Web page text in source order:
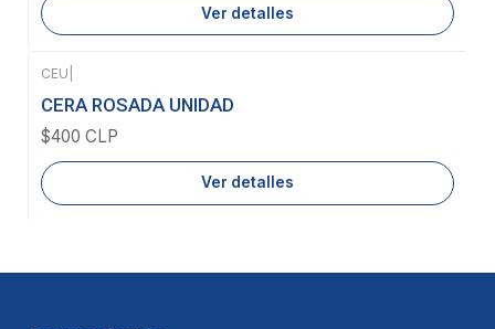
Ver detalles
Agotado
CEU
CERA ROSADA UNIDAD
$400 CLP
Ver detalles